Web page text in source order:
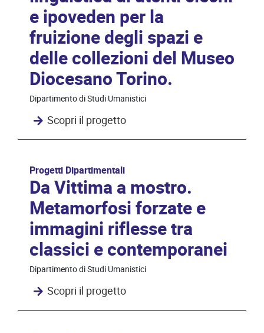
e ipoveden per la
fruizione degli spazi e
delle collezioni del Museo
Diocesano Torino.
Dipartimento di Studi Umanistici
Scopri il progetto
Progetti Dipartimentali
Da Vittima a mostro.
Metamorfosi forzate e
immagini riflesse tra
classici e contemporanei
Dipartimento di Studi Umanistici
Scopri il progetto